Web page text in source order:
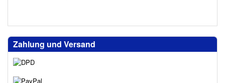
Zahlung und Versand